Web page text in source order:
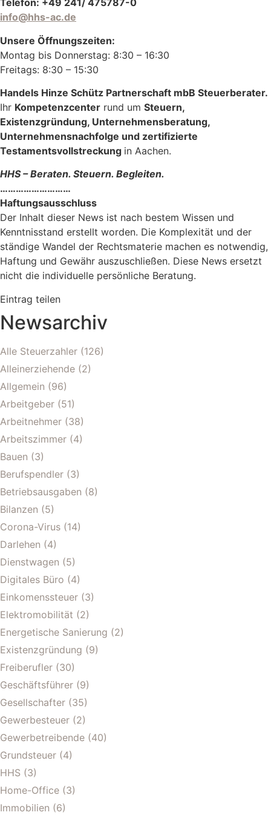
Telefon: +49 241/ 475787-0
info@hhs-ac.de
Unsere Öffnungszeiten:
Montag bis Donnerstag: 8:30 – 16:30
Freitags: 8:30 – 15:30
Handels Hinze Schütz Partnerschaft mbB Steuerberater.
Ihr Kompetenzcenter rund um Steuern,
Existenzgründung, Unternehmensberatung,
Unternehmensnachfolge und zertifizierte
Testamentsvollstreckung in Aachen.
HHS – Beraten. Steuern. Begleiten.
………………………
Haftungsausschluss
Der Inhalt dieser News ist nach bestem Wissen und
Kenntnisstand erstellt worden. Die Komplexität und der
ständige Wandel der Rechtsmaterie machen es notwendig,
Haftung und Gewähr auszuschließen. Diese News ersetzt
nicht die individuelle persönliche Beratung.
Eintrag teilen
Newsarchiv
Alle Steuerzahler (126)
Alleinerziehende (2)
Allgemein (96)
Arbeitgeber (51)
Arbeitnehmer (38)
Arbeitszimmer (4)
Bauen (3)
Berufspendler (3)
Betriebsausgaben (8)
Bilanzen (5)
Corona-Virus (14)
Darlehen (4)
Dienstwagen (5)
Digitales Büro (4)
Einkomenssteuer (3)
Elektromobilität (2)
Energetische Sanierung (2)
Existenzgründung (9)
Freiberufler (30)
Geschäftsführer (9)
Gesellschafter (35)
Gewerbesteuer (2)
Gewerbetreibende (40)
Grundsteuer (4)
HHS (3)
Home-Office (3)
Immobilien (6)